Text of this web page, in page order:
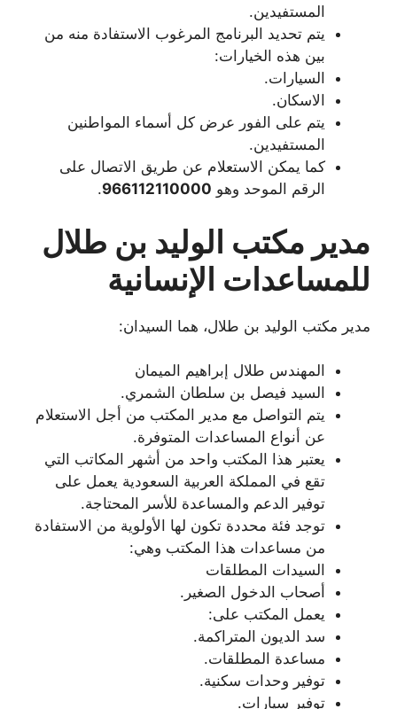
المستفيدين.
يتم تحديد البرنامج المرغوب الاستفادة منه من
بين هذه الخيارات:
السيارات.
الاسكان.
يتم على الفور عرض كل أسماء المواطنين
المستفيدين.
كما يمكن الاستعلام عن طريق الاتصال على
الرقم الموحد وهو 966112110000
.
مدير مكتب الوليد بن طلال
للمساعدات الإنسانية
مدير مكتب الوليد بن طلال، هما السيدان:
المهندس طلال إبراهيم الميمان
السيد فيصل بن سلطان الشمري.
يتم التواصل مع مدير المكتب من أجل الاستعلام
عن أنواع المساعدات المتوفرة.
يعتبر هذا المكتب واحد من أشهر المكاتب التي
تقع في المملكة العربية السعودية يعمل على
توفير الدعم والمساعدة للأسر المحتاجة.
توجد فئة محددة تكون لها الأولوية من الاستفادة
من مساعدات هذا المكتب وهي:
السيدات المطلقات
أصحاب الدخول الصغير.
يعمل المكتب على:
سد الديون المتراكمة.
مساعدة المطلقات.
توفير وحدات سكنية.
توفير سيارات.